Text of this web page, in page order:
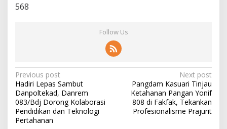
568
Follow Us
P
o
s
t
Previous post
Hadiri Lepas Sambut
Danpoltekad, Danrem
083/Bdj Dorong Kolaborasi
Pendidikan dan Teknologi
Pertahanan
Next post
Pangdam Kasuari Tinjau
Ketahanan Pangan Yonif
808 di Fakfak, Tekankan
Profesionalisme Prajurit